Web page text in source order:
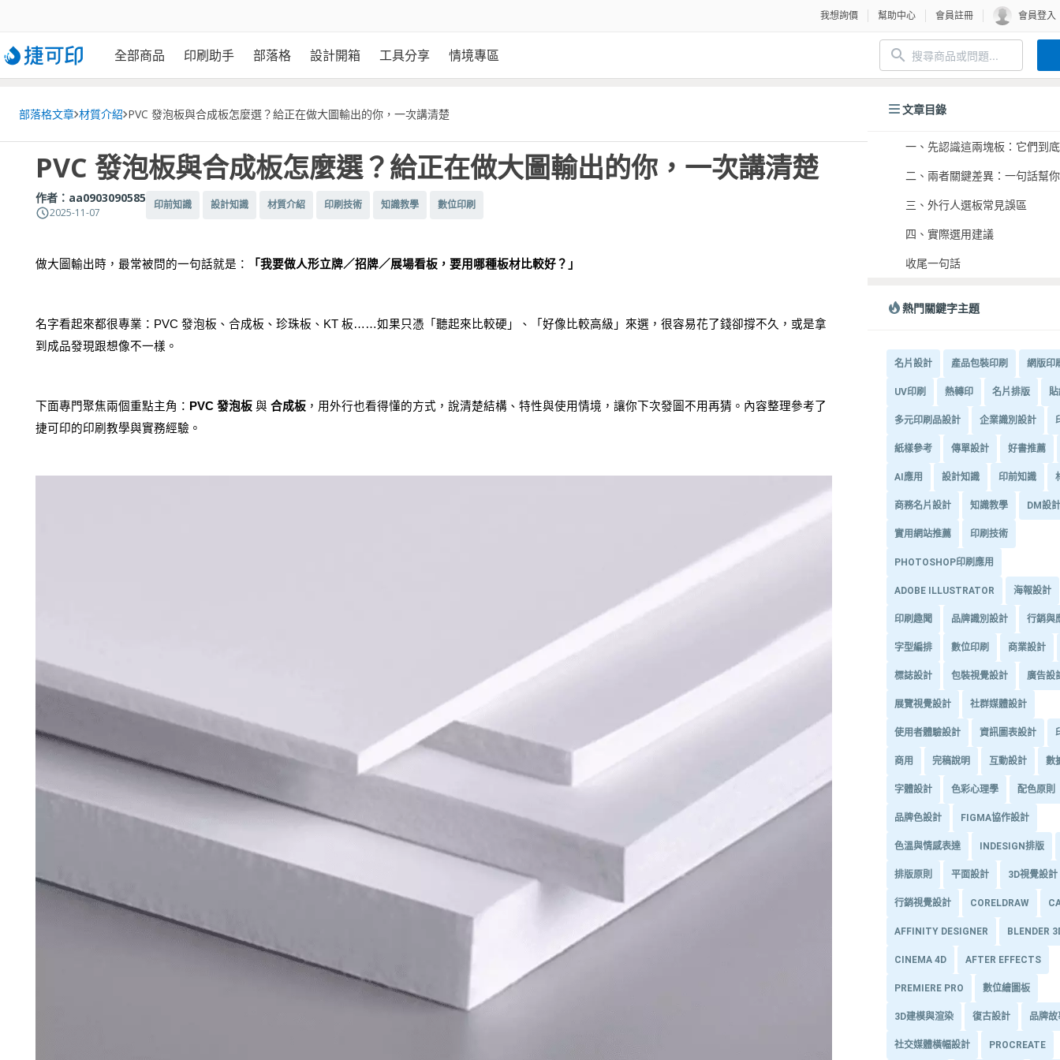
我想詢價 幫助中心 會員註冊 會員登入
全部商品 印刷助手 部落格 設計開箱 工具分享 情境專區
部落格文章 材質介紹 PVC 發泡板與合成板怎麼選？給正在做大圖輸出的你，一次講清楚
PVC 發泡板與合成板怎麼選？給正在做大圖輸出的你，一次講清楚
作者： aa0903090585
2025-11-07
印前知識 設計知識 材質介紹 印刷技術 知識教學 數位印刷
做大圖輸出時，最常被問的一句話就是： 「我要做人形立牌／招牌／展場看板，要用哪種板材比較好？」
名字看起來都很專業：PVC 發泡板、合成板、珍珠板、KT 板……如果只憑「聽起來比較硬」、「好像比較高級」來選，很容易花了錢卻撐不久，或是拿
到成品發現跟想像不一樣。
下面專門聚焦兩個重點主角： PVC 發泡板 與 合成板 ，用外行也看得懂的方式，說清楚結構、特性與使用情境，讓你下次發圖不用再猜。內容整理參考了
捷可印的印刷教學與實務經驗。
文章目錄
一、先認識這兩塊板：它們到
二、兩者關鍵差異：一句話幫
三、外行人選板常見誤區
四、實際選用建議
收尾一句話
熱門關鍵字主題
名片設計 產品包裝印刷 網版印
UV印刷 熱轉印 名片排版
多元印刷品設計 企業識別設計
紙樣參考 傳單設計 好書推薦
AI應用 設計知識 印前知識
商務名片設計 知識教學 DM設計
實用網站推薦 印刷技術
PHOTOSHOP印刷應用
ADOBE ILLUSTRATOR 海報設計
印刷趣聞 品牌識別設計 行銷與
字型編排 數位印刷 商業設計
標誌設計 包裝視覺設計 廣告設
展覽視覺設計 社群媒體設計
使用者體驗設計 資訊圖表設計
商用 完稿說明 互動設計 數
字體設計 色彩心理學 配色原則
品牌色設計 FIGMA協作設計
色溫與情感表達 INDESIGN排版
排版原則 平面設計 3D視覺設計
行銷視覺設計 CORELDRAW
AFFINITY DESIGNER BLENDER
CINEMA 4D AFTER EFFECTS
PREMIERE PRO 數位繪圖板
3D建模與渲染 復古設計 品牌
社交媒體橫幅設計 PROCREATE